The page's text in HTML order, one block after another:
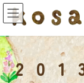
コ
ン
ン
ツ
へ
ス
ナ
ビ
ー
シ
ョ
ン